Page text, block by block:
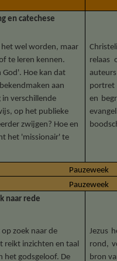
en catechese
het wel worden, maar
te leren kennen.
Hoe kan dat
aan
verschillende
op het publieke
zwijgen? Hoe en
het 'missionair' te
relaas
portret
en
Pauzeweek
Pauzeweek
naar rede
zoek naar de
reikt inzichten en taal
het godsgeloof. De
Jezus
rond,
bron